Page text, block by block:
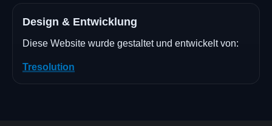
Design & Entwicklung
Diese Website wurde gestaltet und entwickelt von:
Tresolution